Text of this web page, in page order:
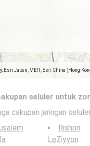
Esri Japan, METI, Esri China (Hong
seluler untuk
cakupan jaringan
Rishon
LeẔiyyon